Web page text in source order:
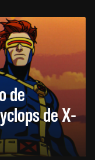
de
de X-